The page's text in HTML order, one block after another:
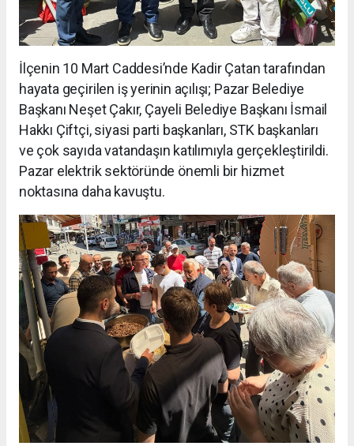
İlçenin 10 Mart Caddesi’nde Kadir Çatan tarafından
hayata geçirilen iş yerinin açılışı; Pazar Belediye
Başkanı Neşet Çakır, Çayeli Belediye Başkanı İsmail
Hakkı Çiftçi, siyasi parti başkanları, STK başkanları
ve çok sayıda vatandaşın katılımıyla gerçekleştirildi.
Pazar elektrik sektöründe önemli bir hizmet
noktasına daha kavuştu.